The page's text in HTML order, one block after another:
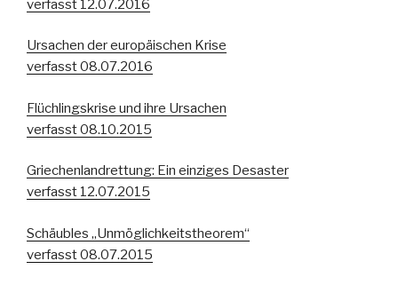
verfasst 12.07.2016
Ursachen der europäischen Krise
verfasst 08.07.2016
Flüchlingskrise und ihre Ursachen
verfasst 08.10.2015
Griechenlandrettung: Ein einziges Desaster
verfasst 12.07.2015
Schäubles „Unmöglichkeitstheorem“
verfasst 08.07.2015